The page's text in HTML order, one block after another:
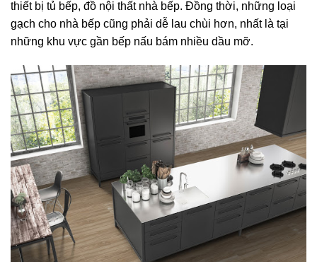
thiết bị tủ bếp, đồ nội thất nhà bếp. Đồng thời, những loại
gạch cho nhà bếp cũng phải dễ lau chùi hơn, nhất là tại
những khu vực gần bếp nấu bám nhiều dầu mỡ.